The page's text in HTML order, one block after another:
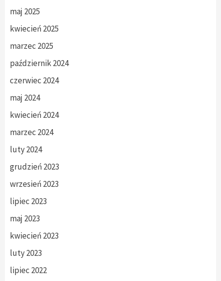
maj 2025
kwiecień 2025
marzec 2025
październik 2024
czerwiec 2024
maj 2024
kwiecień 2024
marzec 2024
luty 2024
grudzień 2023
wrzesień 2023
lipiec 2023
maj 2023
kwiecień 2023
luty 2023
lipiec 2022